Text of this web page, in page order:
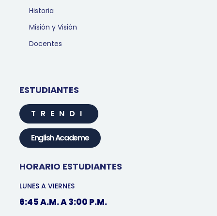
Historia
Misión y Visión
Docentes
ESTUDIANTES
TRENDI
English Academe
HORARIO ESTUDIANTES
LUNES A VIERNES
6:45 A.M. A 3:00 P.M.